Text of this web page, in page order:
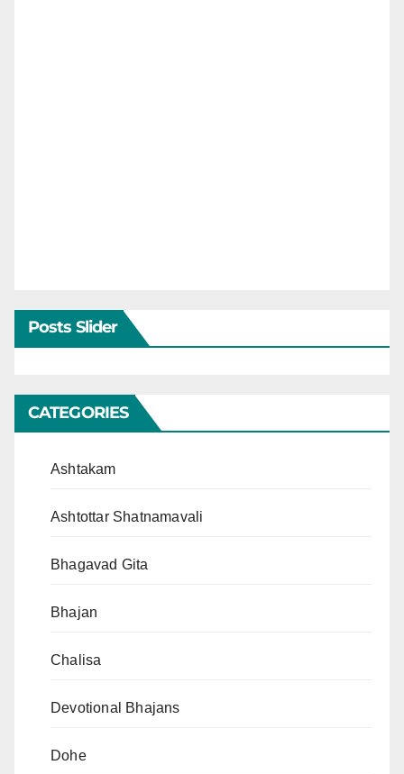
Posts Slider
CATEGORIES
Ashtakam
Ashtottar Shatnamavali
Bhagavad Gita
Bhajan
Chalisa
Devotional Bhajans
Dohe